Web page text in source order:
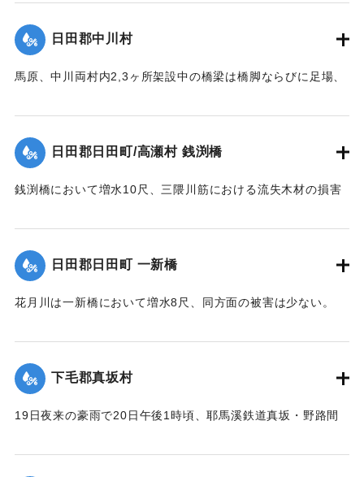
｜固有コード:
日田郡中川村
馬原、中川両村内2,3ヶ所架設中の橋梁は橋脚ならびに足場、
通が途絶、詳細を知ることができない。
【出典：大分新聞 大正12年6月22日 朝刊7面】
｜固有コード: 00275059
日田郡日田町/高瀬村 銭渕橋
銭渕橋において増水10尺、三隈川筋における流失木材の損害
｜固有コード:
日田郡日田町 一新橋
花月川は一新橋において増水8尺、同方面の被害は少ない。
｜固有コード:00275061
下毛郡真坂村
19日夜来の豪雨で20日午後1時頃、耶馬溪鉄道真坂・野路間
結果、ただちに復旧した。